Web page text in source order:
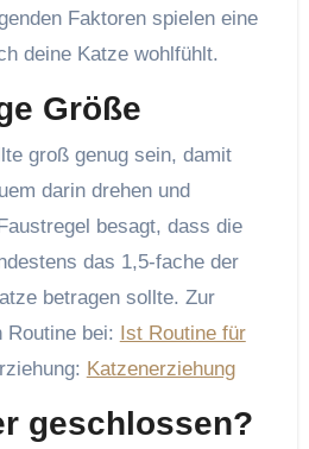
Faktoren spielen eine
deine Katze wohlfühlt.
Größe
groß genug sein, damit
darin drehen und
besagt, dass die
das 1,5-fache der
betragen sollte. Zur
Routine bei: Ist Routine für
Katzenerziehung
geschlossen?